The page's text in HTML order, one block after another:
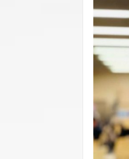
C
U